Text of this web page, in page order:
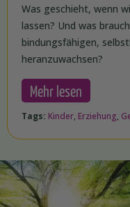
Was geschieht, wenn
lassen? Und was
bindungsfähigen,
heranzuwachsen?
Mehr lesen
Tags: Kinder, Erziehung,